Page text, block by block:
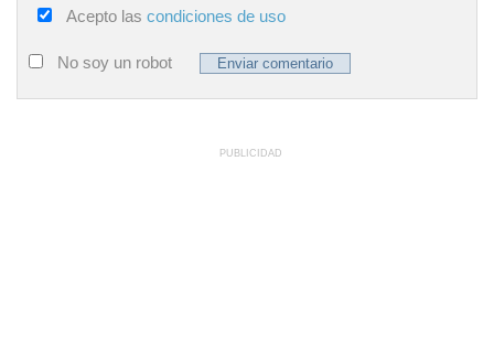
Acepto las condiciones de uso
No soy un robot
PUBLICIDAD